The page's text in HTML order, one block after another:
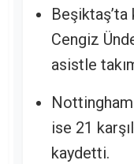
Cengiz
asistle
ise 21
kaydetti.